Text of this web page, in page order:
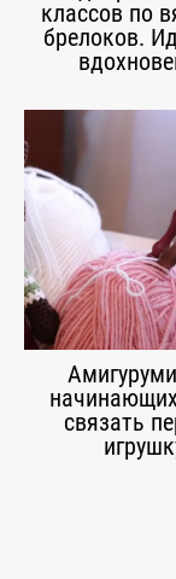
классов по
брелоков.
связать